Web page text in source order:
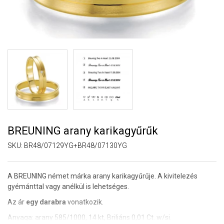
BREUNING arany karikagyűrűk
SKU: BR48/07129YG+BR48/07130YG
A BREUNING német márka arany karikagyűrűje. A kivitelezés
gyémánttal vagy anélkül is lehetséges.
Az ár egy darabra vonatkozik.
Anyaga: arany 585/1000, 14 kt, Briliáns 0,01 Ct. w/si.